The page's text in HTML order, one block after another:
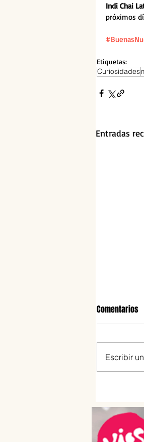
Indi Chai
próximos
Etiquetas:
Curiosidades
Entradas
por una
Comentarios
Escribir